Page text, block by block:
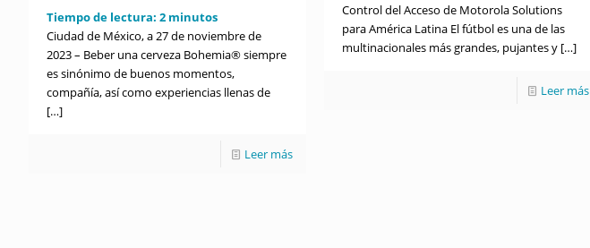
Tiempo de lectura: 2 minutos
Ciudad de México, a 27 de noviembre de
2023 – Beber una cerveza Bohemia® siempre
es sinónimo de buenos momentos,
compañía, así como experiencias llenas de
[…]
Leer más
Control del Acceso de Motorola Solutions
para América Latina El fútbol es una de las
multinacionales más grandes, pujantes y […]
Leer más